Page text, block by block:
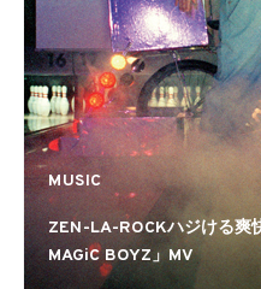
MUSIC
ZEN-LA-ROCKハジける爽
MAGiC BOYZ」MV